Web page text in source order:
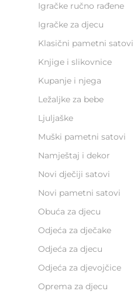
Igračke ručno rađene
Igračke za djecu
Klasični pametni satovi
Knjige i slikovnice
Kupanje i njega
Ležaljke za bebe
Ljuljaške
Muški pametni satovi
Namještaj i dekor
Novi dječiji satovi
Novi pametni satovi
Obuća za djecu
Odjeća za dječake
Odjeća za djecu
Odjeća za djevojčice
Oprema za djecu